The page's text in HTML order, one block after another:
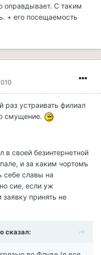
оправдывает. С таким
+ его посещаемость
раз устраивать филиал
смущение.
в своей безинтернетной
и за каким чортомъ
себе славы на
сие, если уж
заявку принять не
сказал: